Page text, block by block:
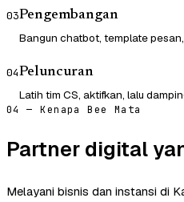
03Pengembangan
Bangun chatbot, template
04Peluncuran
Latih tim CS, aktifkan, lalu
04 — Kenapa Bee Mata
Partner digital
Melayani bisnis dan instansi di